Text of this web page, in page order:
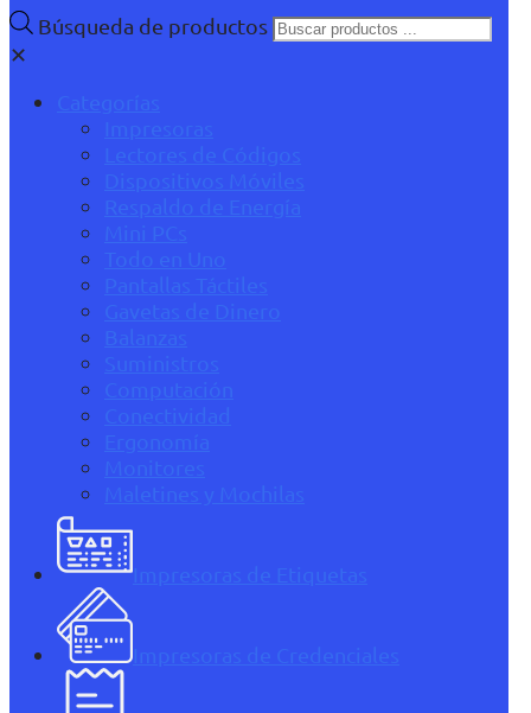
Búsqueda de productos
✕
Categorías
Impresoras
Lectores de Códigos
Dispositivos Móviles
Respaldo de Energía
Mini PCs
Todo en Uno
Pantallas Táctiles
Gavetas de Dinero
Balanzas
Suministros
Computación
Conectividad
Ergonomía
Monitores
Maletines y Mochilas
Impresoras de Etiquetas
Impresoras de Credenciales